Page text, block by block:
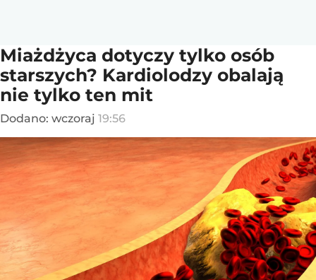
Miażdżyca dotyczy tylko osób
starszych? Kardiolodzy obalają
nie tylko ten mit
Dodano: wczoraj 19:56